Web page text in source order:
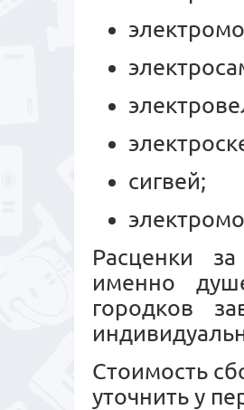
сигвей;
Расценки
именно
городков
Стоимость
уточнить у